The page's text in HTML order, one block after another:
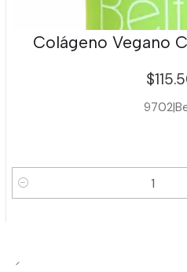
Colágeno Vegano
9702|
Cantidad